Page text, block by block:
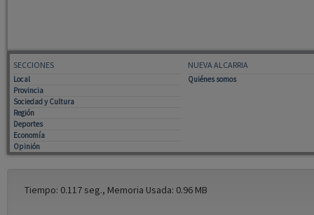
SECCIONES
Local
Provincia
Sociedad y Cultura
Región
Deportes
Economía
Opinión
NUEVA ALCARRIA
Quiénes somos
Tiempo: 0.117 seg., Memoria Usada: 0.96 MB